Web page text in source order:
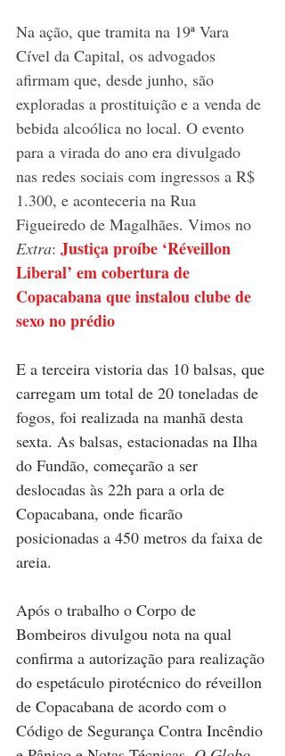
Na ação, que tramita na 19ª Vara
Cível da Capital, os advogados
afirmam que, desde junho, são
exploradas a prostituição e a venda de
bebida alcoólica no local. O evento
para a virada do ano era divulgado
nas redes sociais com ingressos a R$
1.300, e aconteceria na Rua
Figueiredo de Magalhães. Vimos no
Extra: Justiça proíbe ‘Réveillon
Liberal’ em cobertura de
Copacabana que instalou clube de
sexo no prédio
E a terceira vistoria das 10 balsas, que
carregam um total de 20 toneladas de
fogos, foi realizada na manhã desta
sexta. As balsas, estacionadas na Ilha
do Fundão, começarão a ser
deslocadas às 22h para a orla de
Copacabana, onde ficarão
posicionadas a 450 metros da faixa de
areia.
Após o trabalho o Corpo de
Bombeiros divulgou nota na qual
confirma a autorização para realização
do espetáculo pirotécnico do réveillon
de Copacabana de acordo com o
Código de Segurança Contra Incêndio